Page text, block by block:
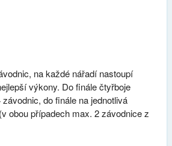
na každé nářadí nastoupí
výkony. Do finále čtyřboje
do finále na jednotlivá
obou případech max. 2 závodnice z